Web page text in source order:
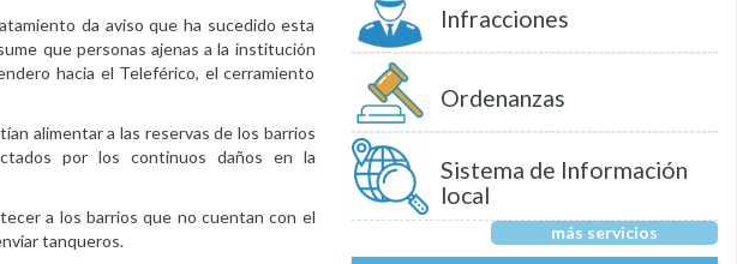
da aviso que ha sucedido esta
que personas ajenas a la institución
hacia el Teleférico, el cerramiento
alimentar a las reservas de los barrios
por los continuos daños en la
a los barrios que no cuentan con el
tanqueros.
Infracciones
Ordenanzas
Sistema de Información
local
más servicios